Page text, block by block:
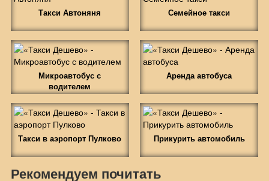
Такси Автоняня Семейное такси
Микроавтобус с
водителем
Аренда автобуса
Такси в аэропорт Пулково Прикурить автомобиль
Рекомендуем почитать